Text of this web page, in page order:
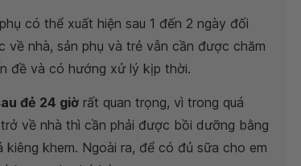
có thể xuất hiện sau 1 đến 2 ngày đối
nhà, sản phụ và trẻ vẫn cần được chăm
đề và có hướng xử lý kịp thời.
đẻ 24 giờ rất quan trọng, vì trong quá
về nhà thì cần phải được bồi dưỡng bằng
khem. Ngoài ra, để có đủ sữa cho em